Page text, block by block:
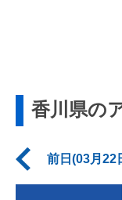
香川県の
前日(03月22